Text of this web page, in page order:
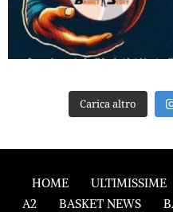
Carica altro
HOME ULTIMISSIME
A2
BASKET NEWS